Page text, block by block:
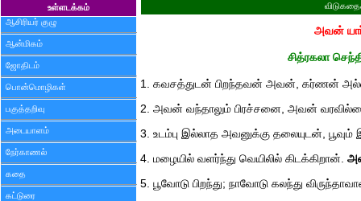
உள்ளடக்கம்
ஆசிரியர் குழு
ஆன்மிகம்
ஜோதிடம்
பொன்மொழிகள்
பகுத்தறிவு
அடையாளம்
நேர்காணல்
கதை
கட்டுரை
அவன்
சித்ரகலா
1. கவசத்துடன் பிறந்தவன் அவன், கர்ணன்
2. அவன் வந்தாலும் பிரச்சனை, அவன்
3. உடம்பு இல்லாத அவனுக்கு தலையுடன், பூவும்
4. மழையில் வளர்ந்து வெயிலில் கிடக்கிறான்.
5. பூவோடு பிறந்து; நாவோடு கலந்து